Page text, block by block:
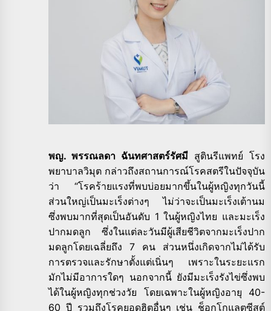
พญ. พรรณลดา ฉันทศาสตร์รัศมี สูตินรีแพทย์ โรง
พยาบาลวิมุต กล่าวถึงสถานการณ์โรคสตรีในปัจจุบัน
ว่า “โรคร้ายแรงที่พบบ่อยมากขึ้นในผู้หญิงทุกวันนี้
ส่วนใหญ่เป็นมะเร็งต่างๆ ไม่ว่าจะเป็นมะเร็งเต้านม
ซึ่งพบมากที่สุดเป็นอันดับ 1 ในผู้หญิงไทย และมะเร็ง
ปากมดลูก ซึ่งในแต่ละวันมีผู้เสียชีวิตจากมะเร็งปาก
มดลูกโดยเฉลี่ยถึง 7 คน ส่วนหนึ่งเกิดจากไม่ได้รับ
การตรวจและรักษาตั้งแต่เนิ่นๆ เพราะในระยะแรก
มักไม่มีอาการใดๆ นอกจากนี้ ยังมีมะเร็งรังไข่ซึ่งพบ
ได้ในผู้หญิงทุกช่วงวัย โดยเฉพาะในผู้หญิงอายุ 40-
60 ปี รวมถึงโรคยอดฮิตอื่นๆ เช่น ช็อกโกแลตซีสต์